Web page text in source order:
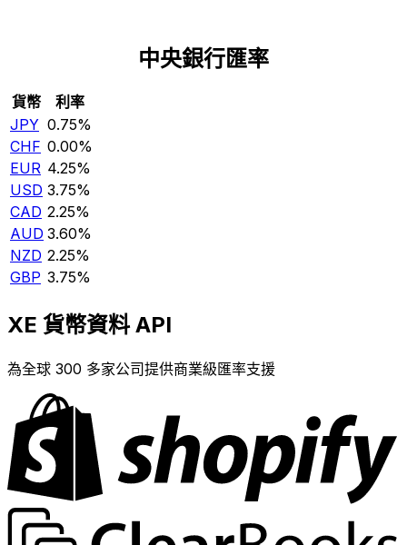
中央銀行匯率
貨幣
利率
JPY 0.75%
CHF 0.00%
EUR 4.25%
USD 3.75%
CAD 2.25%
AUD 3.60%
NZD 2.25%
GBP 3.75%
XE 貨幣資料 API
為全球 300 多家公司提供商業級匯率支援